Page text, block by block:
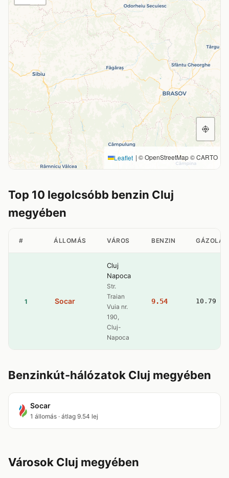
Leaflet | © OpenStreetMap © CARTO
Top 10 legolcsóbb benzin Cluj
megyében
# ÁLLOMÁS VÁROS BENZIN GÁZOLAJ
1 Socar
Cluj
Napoca
Str.
Traian
Vuia nr.
190,
Cluj-
Napoca
9.54 10.79
Benzinkút-hálózatok Cluj megyében
Socar
1 állomás · átlag 9.54 lej
Városok Cluj megyében